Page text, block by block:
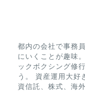
都内の会社で事務
にいくことが趣味
ックボクシング修
う。 資産運用大好
資信託、株式、海